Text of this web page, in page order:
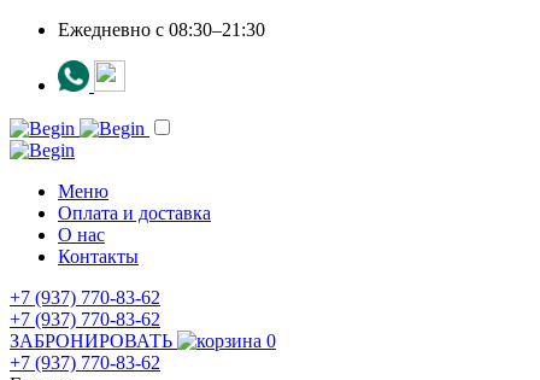
Ежедневно c 08:30–21:30
Меню
Оплата и доставка
О нас
Контакты
+7 (937) 770-83-62
+7 (937) 770-83-62
ЗАБРОНИРОВАТЬ
0
+7 (937) 770-83-62